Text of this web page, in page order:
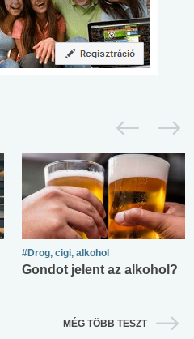
#Drog, cigi, alkohol
Gondot jelent az alkohol?
MÉG TÖBB TESZT